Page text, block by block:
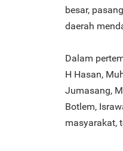
besar,
daerah
Dalam
H Hasan,
Jumasang,
Botlem,
masyarakat,